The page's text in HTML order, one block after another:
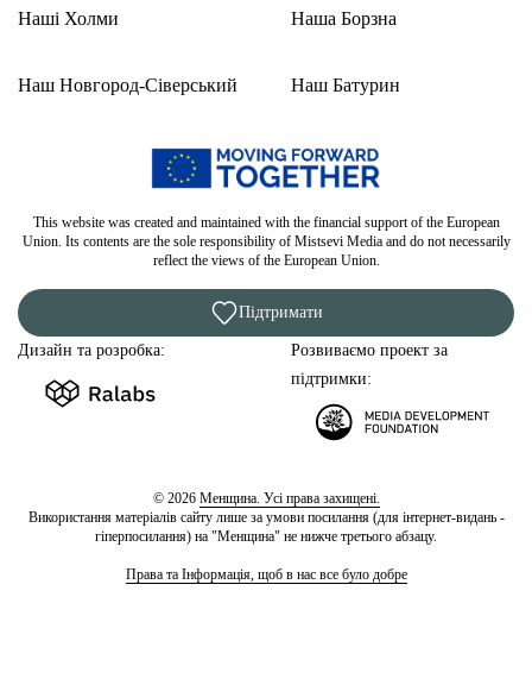
Наші Холми
Наш Новгород-Сіверський
Наша Борзна
Наш Батурин
This website was created and maintained with the financial support of the European
Union. Its contents are the sole responsibility of Mistsevi Media and do not necessarily
reflect the views of the European Union.
Підтримати
Дизайн та розробка:
Розвиваємо проект за
підтримки:
© 2026 Менщина. Усі права захищені.
Використання матеріалів сайту лише за умови посилання (для інтернет-видань -
гіперпосилання) на "Менщина" не нижче третього абзацу.
Права та Інформація, щоб в нас все було добре